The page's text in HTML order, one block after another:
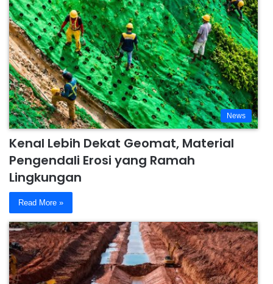
News
Kenal Lebih Dekat Geomat, Material
Pengendali Erosi yang Ramah
Lingkungan
Read More »